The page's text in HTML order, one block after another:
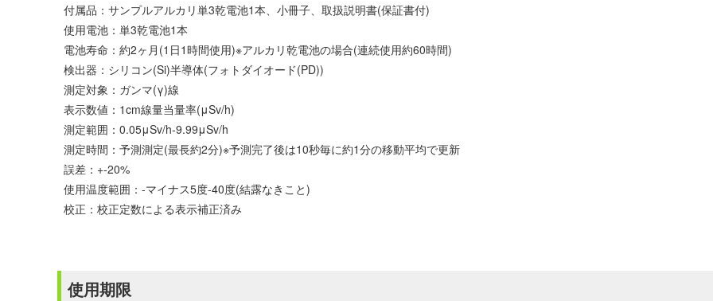
付属品：サンプルアルカリ単3乾電池1本、小冊子、取扱説明書(保証書付)
使用電池：単3乾電池1本
電池寿命：約2ヶ月(1日1時間使用)※アルカリ乾電池の場合(連続使用約60時間)
検出器：シリコン(Si)半導体(フォトダイオード(PD))
測定対象：ガンマ(γ)線
表示数値：1cm線量当量率(μSv/h)
測定範囲：0.05μSv/h-9.99μSv/h
測定時間：予測測定(最長約2分)※予測完了後は10秒毎に約1分の移動平均で更新
誤差：+-20%
使用温度範囲：-マイナス5度-40度(結露なきこと)
校正：校正定数による表示補正済み
使用期限